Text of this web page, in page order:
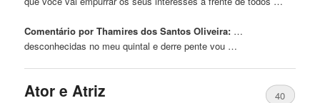
Comentário por Thamires dos Santos Oliveira: …
desconhecidas no meu quintal e derre pente vou …
Ator e Atriz
40